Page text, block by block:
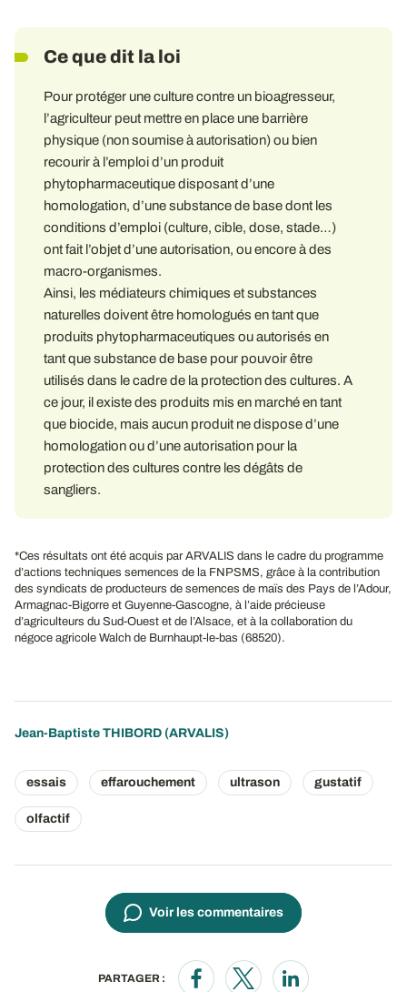
Ce que dit la loi
Pour protéger une culture contre un bioagresseur,
l’agriculteur peut mettre en place une barrière
physique (non soumise à autorisation) ou bien
recourir à l’emploi d’un produit
phytopharmaceutique disposant d’une
homologation, d’une substance de base dont les
conditions d’emploi (culture, cible, dose, stade…)
ont fait l’objet d’une autorisation, ou encore à des
macro-organismes.
Ainsi, les médiateurs chimiques et substances
naturelles doivent être homologués en tant que
produits phytopharmaceutiques ou autorisés en
tant que substance de base pour pouvoir être
utilisés dans le cadre de la protection des cultures. A
ce jour, il existe des produits mis en marché en tant
que biocide, mais aucun produit ne dispose d’une
homologation ou d’une autorisation pour la
protection des cultures contre les dégâts de
sangliers.
*Ces résultats ont été acquis par ARVALIS dans le cadre du programme
d’actions techniques semences de la FNPSMS, grâce à la contribution
des syndicats de producteurs de semences de maïs des Pays de l’Adour,
Armagnac-Bigorre et Guyenne-Gascogne, à l’aide précieuse
d’agriculteurs du Sud-Ouest et de l’Alsace, et à la collaboration du
négoce agricole Walch de Burnhaupt-le-bas (68520).
Jean-Baptiste THIBORD (ARVALIS)
essais effarouchement ultrason gustatif
olfactif
Voir les commentaires
PARTAGER :
Opens in a new window
Opens in a new window
Opens in a new